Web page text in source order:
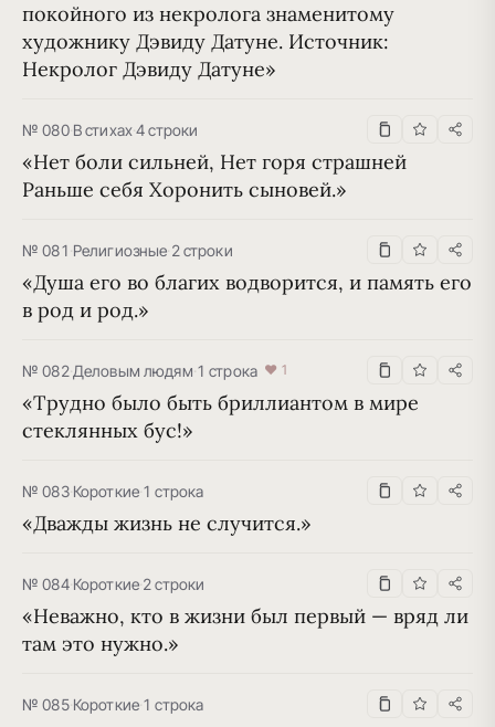
покойного из некролога знаменитому
художнику Дэвиду Датуне. Источник:
Некролог Дэвиду Датуне»
№ 080·В стихах·4 строки
«Нет боли сильней, Нет горя страшней
Раньше себя Хоронить сыновей.»
№ 081·Религиозные·2 строки
«Душа его во благих водворится, и память его
в род и род.»
№ 082·Деловым людям·1 строка ♥ 1
«Трудно было быть бриллиантом в мире
стеклянных бус!»
№ 083·Короткие·1 строка
«Дважды жизнь не случится.»
№ 084·Короткие·2 строки
«Неважно, кто в жизни был первый — вряд ли
там это нужно.»
№ 085·Короткие·1 строка